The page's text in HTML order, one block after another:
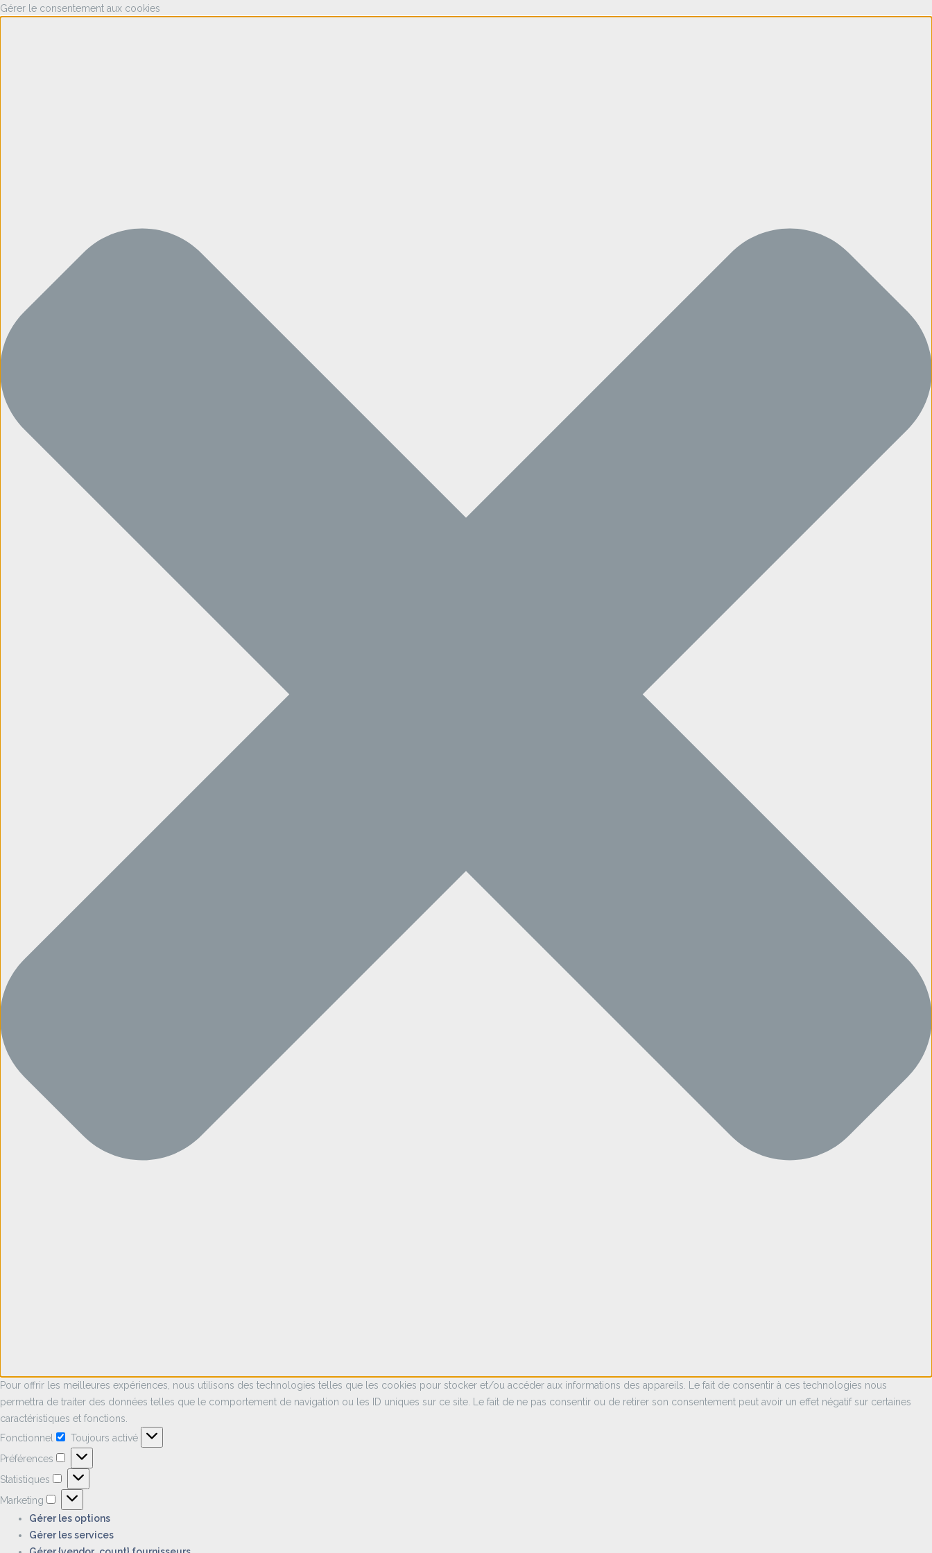
Gérer le consentement aux cookies
Pour offrir les meilleures expériences, nous utilisons des technologies telles que les cookies pour stocker et/ou accéder aux informations des appareils. Le fait de consentir à ces technologies nous
permettra de traiter des données telles que le comportement de navigation ou les ID uniques sur ce site. Le fait de ne pas consentir ou de retirer son consentement peut avoir un effet négatif sur certaines
caractéristiques et fonctions.
Fonctionnel
Fonctionnel
Toujours activé
Préférences
Préférences
Statistiques
Statistiques
Marketing
Marketing
Gérer les options
Gérer les services